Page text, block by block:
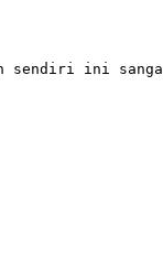
sendiri ini